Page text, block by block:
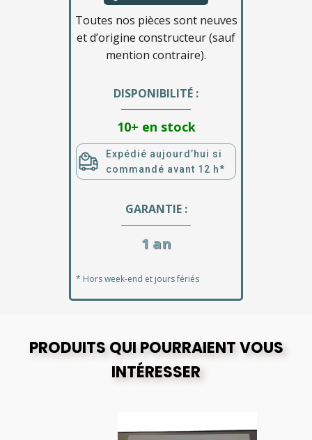
Toutes nos pièces sont neuves
et d’origine constructeur (sauf
mention contraire).
DISPONIBILITÉ :
10+ en stock
Expédié aujourd’hui si
commandé avant 12 h*
GARANTIE :
1 an
* Hors week-end et jours fériés
PRODUITS QUI POURRAIENT VOUS
INTÉRESSER